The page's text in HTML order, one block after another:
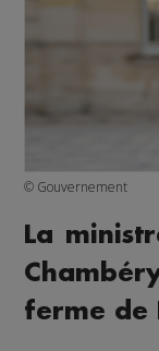
© Gouvernement
La
ferme de